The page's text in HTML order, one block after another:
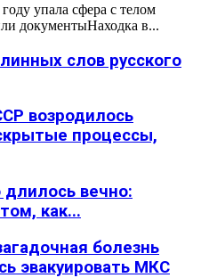
упала сфера с телом
документыНаходка в...
слов русского
возродилось
процессы,
вечно:
как...
болезнь
эвакуировать МКС